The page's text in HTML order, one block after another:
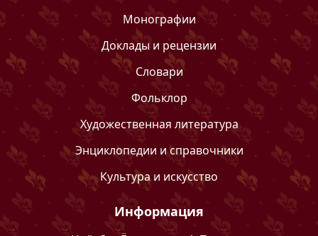
Монографии
Доклады и рецензии
Словари
Фольклор
Художественная литература
Энциклопедии и справочники
Культура и искусство
Информация